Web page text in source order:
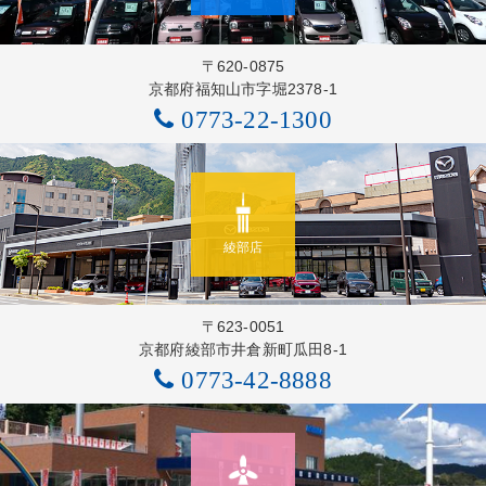
〒620-0875
京都府福知山市字堀2378-1
0773-22-1300
綾部店
〒623-0051
京都府綾部市井倉新町瓜田8-1
0773-42-8888